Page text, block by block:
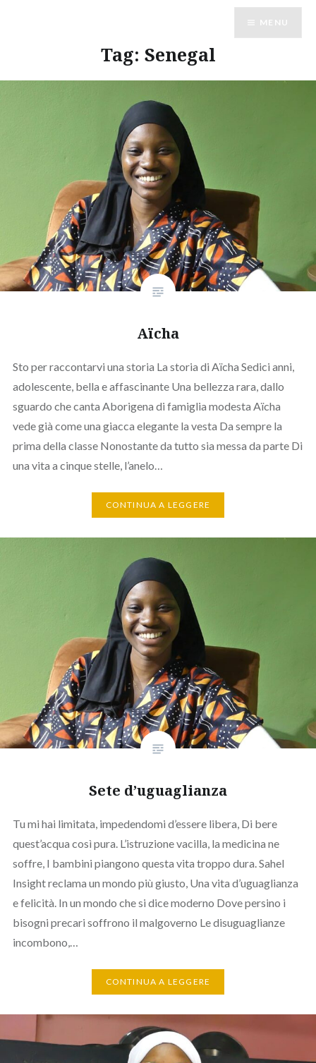
MENU
Tag: Senegal
Aïcha
Sto per raccontarvi una storia La storia di Aïcha Sedici anni,
adolescente, bella e affascinante Una bellezza rara, dallo
sguardo che canta Aborigena di famiglia modesta Aïcha
vede già come una giacca elegante la vesta Da sempre la
prima della classe Nonostante da tutto sia messa da parte Di
una vita a cinque stelle, l’anelo…
CONTINUA A LEGGERE
Sete d’uguaglianza
Tu mi hai limitata, impedendomi d’essere libera, Di bere
quest’acqua così pura. L’istruzione vacilla, la medicina ne
soffre, I bambini piangono questa vita troppo dura. Sahel
Insight reclama un mondo più giusto, Una vita d’uguaglianza
e felicità. In un mondo che si dice moderno Dove persino i
bisogni precari soffrono il malgoverno Le disuguaglianze
incombono,…
CONTINUA A LEGGERE